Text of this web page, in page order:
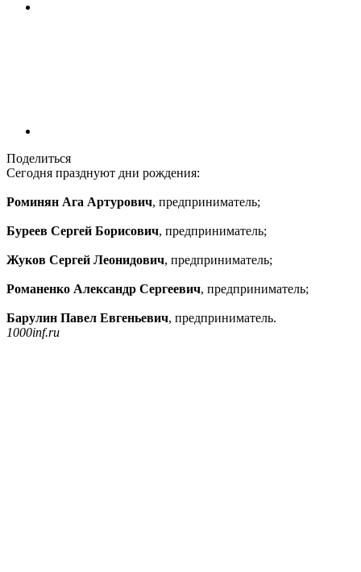
Поделиться
Сегодня празднуют дни рождения:
Роминян Ага Артурович, предприниматель;
Буреев Сергей Борисович, предприниматель;
Жуков Сергей Леонидович, предприниматель;
Романенко Александр Сергеевич, предприниматель;
Барулин Павел Евгеньевич, предприниматель.
1000inf.ru